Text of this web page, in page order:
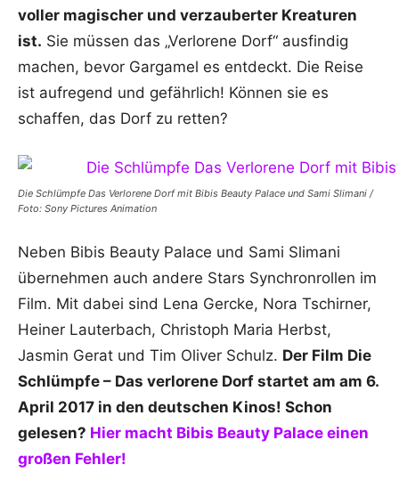
voller magischer und verzauberter Kreaturen
ist. Sie müssen das „Verlorene Dorf“ ausfindig
machen, bevor Gargamel es entdeckt. Die Reise
ist aufregend und gefährlich! Können sie es
schaffen, das Dorf zu retten?
Die Schlümpfe Das Verlorene Dorf mit Bibis Beauty Palace und Sami Slimani /
Foto: Sony Pictures Animation
Neben Bibis Beauty Palace und Sami Slimani
übernehmen auch andere Stars Synchronrollen im
Film. Mit dabei sind Lena Gercke, Nora Tschirner,
Heiner Lauterbach, Christoph Maria Herbst,
Jasmin Gerat und Tim Oliver Schulz. Der Film Die
Schlümpfe – Das verlorene Dorf startet am am 6.
April 2017 in den deutschen Kinos! Schon
gelesen? Hier macht Bibis Beauty Palace einen
großen Fehler!